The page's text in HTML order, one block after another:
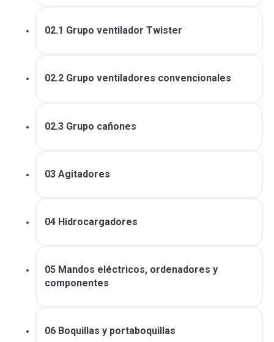
02.1 Grupo ventilador Twister
02.2 Grupo ventiladores convencionales
02.3 Grupo cañones
03 Agitadores
04 Hidrocargadores
05 Mandos eléctricos, ordenadores y
componentes
06 Boquillas y portaboquillas